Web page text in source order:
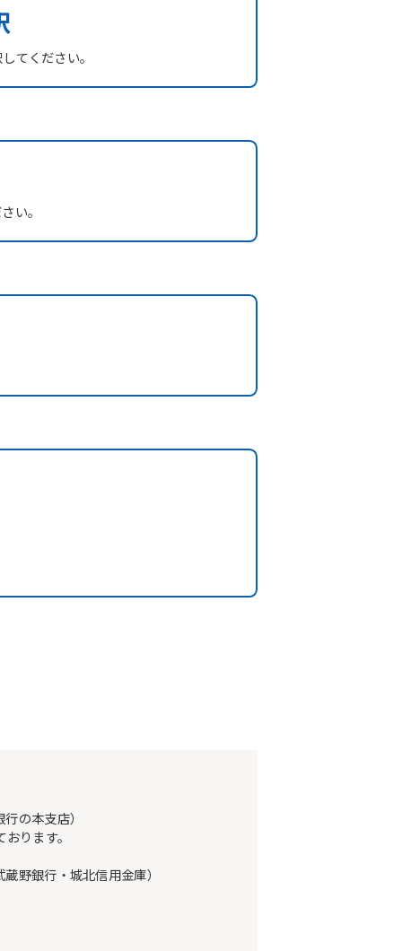
てください。
い。
の本支店）
ります。
野銀行・城北信用金庫）